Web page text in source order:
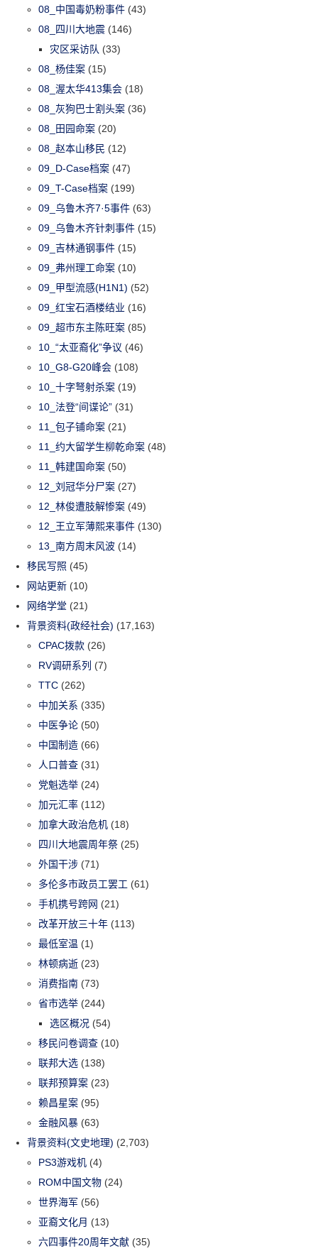
08_中国毒奶粉事件 (43)
08_四川大地震 (146)
灾区采访队 (33)
08_杨佳案 (15)
08_渥太华413集会 (18)
08_灰狗巴士割头案 (36)
08_田园命案 (20)
08_赵本山移民 (12)
09_D-Case档案 (47)
09_T-Case档案 (199)
09_乌鲁木齐7·5事件 (63)
09_乌鲁木齐针刺事件 (15)
09_吉林通钢事件 (15)
09_弗州理工命案 (10)
09_甲型流感(H1N1) (52)
09_红宝石酒楼结业 (16)
09_超市东主陈旺案 (85)
10_“太亚裔化”争议 (46)
10_G8-G20峰会 (108)
10_十字弩射杀案 (19)
10_法登“间谍论” (31)
11_包子铺命案 (21)
11_约大留学生柳乾命案 (48)
11_韩建国命案 (50)
12_刘冠华分尸案 (27)
12_林俊遭肢解惨案 (49)
12_王立军薄熙来事件 (130)
13_南方周末风波 (14)
移民写照 (45)
网站更新 (10)
网络学堂 (21)
背景资料(政经社会) (17,163)
CPAC拨款 (26)
RV调研系列 (7)
TTC (262)
中加关系 (335)
中医争论 (50)
中国制造 (66)
人口普查 (31)
党魁选举 (24)
加元汇率 (112)
加拿大政治危机 (18)
四川大地震周年祭 (25)
外国干涉 (71)
多伦多市政员工罢工 (61)
手机携号跨网 (21)
改革开放三十年 (113)
最低室温 (1)
林顿病逝 (23)
消费指南 (73)
省市选举 (244)
选区概况 (54)
移民问卷调查 (10)
联邦大选 (138)
联邦预算案 (23)
赖昌星案 (95)
金融风暴 (63)
背景资料(文史地理) (2,703)
PS3游戏机 (4)
ROM中国文物 (24)
世界海军 (56)
亚裔文化月 (13)
六四事件20周年文献 (35)